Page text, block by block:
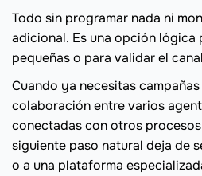
Todo sin programar nada ni
adicional. Es una opción lógica
pequeñas o para validar el
Cuando ya necesitas
colaboración entre varios
conectadas con otros
siguiente paso natural deja de
o a una plataforma